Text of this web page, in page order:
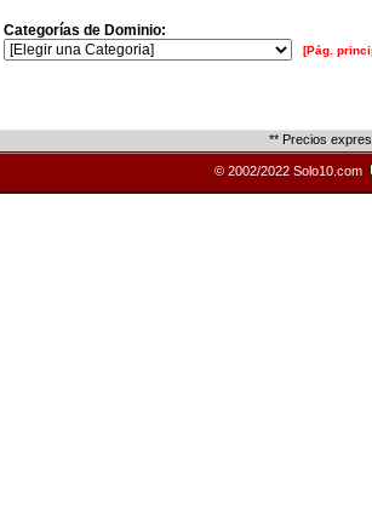
Categorías de Dominio:
[Pág.
** Precios
© 2002/2022 Solo10.com